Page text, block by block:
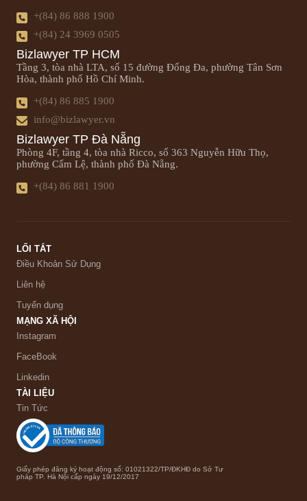
+(84) 86 888 1900
+(84) 24 3969 0505
Bizlawyer TP HCM
Tầng 3, tòa nhà LTA, số 15 đường Đống Đa, phường Tân Sơn
Hòa, thành phố Hồ Chí Minh.
+(84) 86 885 1900
info@bizlawyer.vn
Bizlawyer TP Đà Nẵng
Phòng 4F, tầng 4, tòa nhà Ricco, số 363 Nguyễn Hữu Thọ,
phường Cẩm Lệ, thành phố Đà Nẵng.
+(84) 86 881 1900
LỐI TẮT
Điều Khoản Sử Dụng
Liên hệ
Tuyển dụng
MẠNG XÃ HỘI
Instagram
FaceBook
Linkedin
TÀI LIỆU
Tin Tức
Giấy phép đăng ký hoạt động số: 01021322/TP/ĐKHĐ do Sở Tư
pháp TP. Hà Nội cấp ngày 19/12/2017